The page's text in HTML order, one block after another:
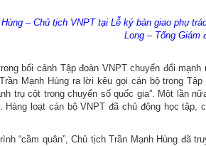
– Chủ tịch VNPT tại Lễ ký bàn giao phụ
Long – Tổng Giám
bối cảnh Tập đoàn VNPT chuyển đổi
Mạnh Hùng ra lời kêu gọi cán bộ trong
trụ cột trong chuyển số quốc gia”. Một lần
Hàng loạt cán bộ VNPT đã chủ động học
“cầm quân”, Chủ tịch Trần Mạnh Hùng đã